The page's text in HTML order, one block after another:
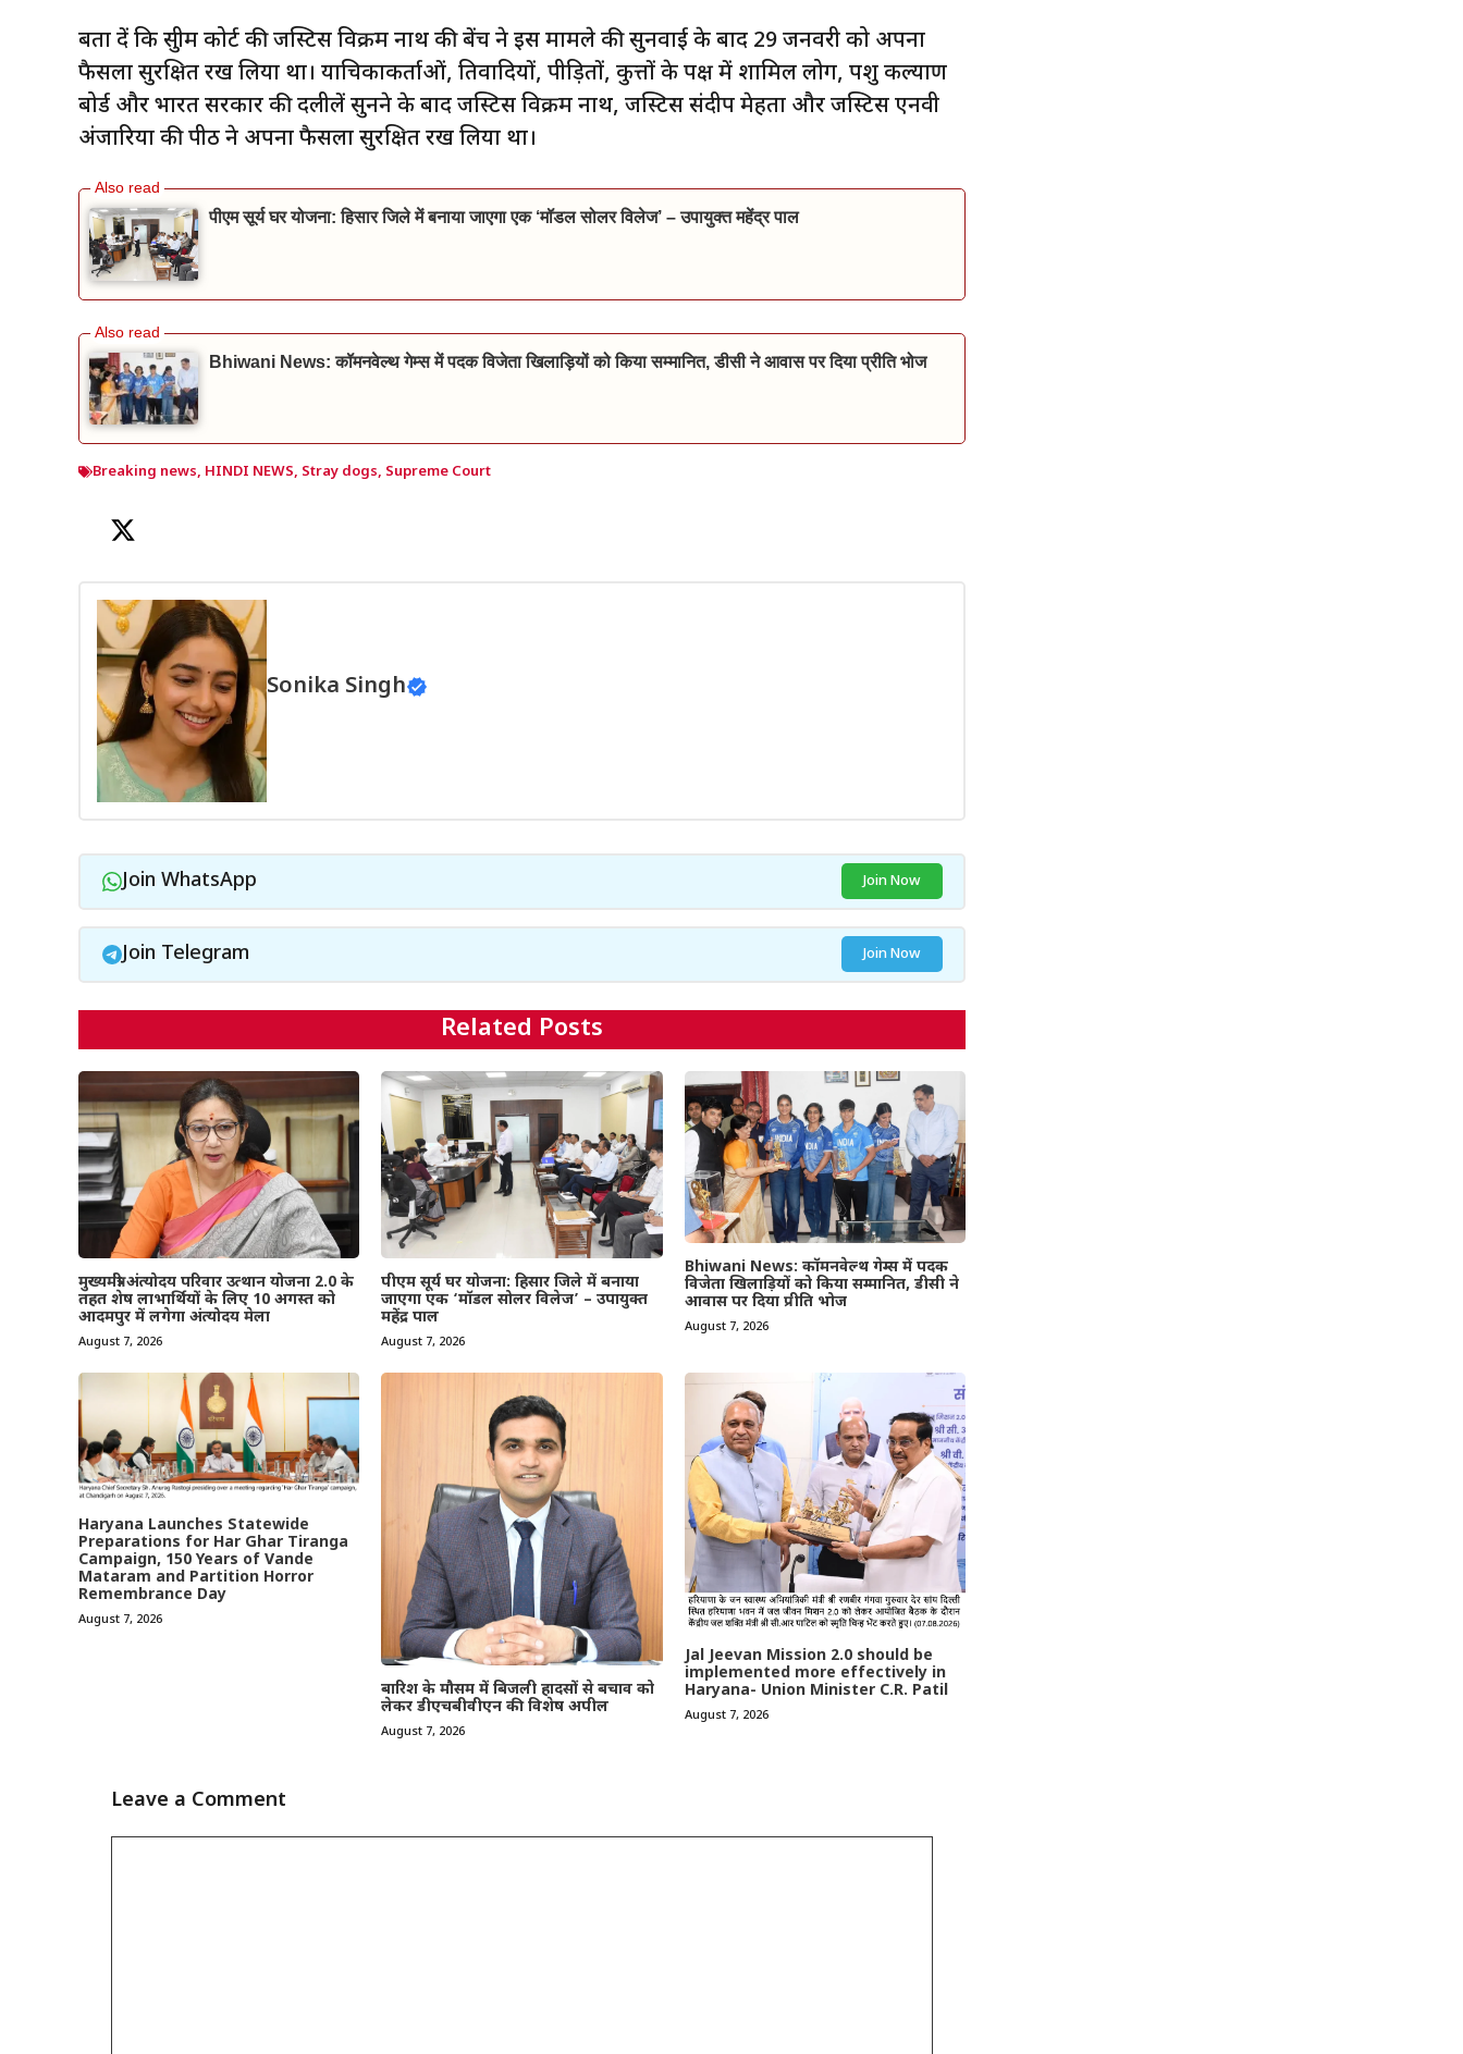
बता दें कि सुप्रीम कोर्ट की जस्टिस विक्रम नाथ की बेंच ने इस मामले की सुनवाई के बाद 29 जनवरी को अपना
फैसला सुरक्षित रख लिया था। याचिकाकर्ताओं, प्रतिवादियों, पीड़ितों, कुत्तों के पक्ष में शामिल लोग, पशु कल्याण
बोर्ड और भारत सरकार की दलीलें सुनने के बाद जस्टिस विक्रम नाथ, जस्टिस संदीप मेहता और जस्टिस एनवी
अंजारिया की पीठ ने अपना फैसला सुरक्षित रख लिया था।
पीएम सूर्य घर योजना: हिसार जिले में बनाया जाएगा एक ‘मॉडल सोलर विलेज’ – उपायुक्त महेंद्र पाल
Bhiwani News: कॉमनवेल्थ गेम्स में पदक विजेता खिलाड़ियों को किया सम्मानित, डीसी ने आवास पर दिया प्रीति भोज
Breaking news, HINDI NEWS, Stray dogs, Supreme Court
Sonika Singh
Join WhatsApp Join Now
Join Telegram Join Now
Related Posts
मुख्यमंत्री अंत्योदय परिवार उत्थान योजना 2.0 के
तहत शेष लाभार्थियों के लिए 10 अगस्त को
आदमपुर में लगेगा अंत्योदय मेला
August 7, 2026
पीएम सूर्य घर योजना: हिसार जिले में बनाया
जाएगा एक ‘मॉडल सोलर विलेज’ – उपायुक्त
महेंद्र पाल
August 7, 2026
Bhiwani News: कॉमनवेल्थ गेम्स में पदक
विजेता खिलाड़ियों को किया सम्मानित, डीसी ने
आवास पर दिया प्रीति भोज
August 7, 2026
Haryana Launches Statewide
Preparations for Har Ghar Tiranga
Campaign, 150 Years of Vande
Mataram and Partition Horror
Remembrance Day
August 7, 2026
बारिश के मौसम में बिजली हादसों से बचाव को
लेकर डीएचबीवीएन की विशेष अपील
August 7, 2026
Jal Jeevan Mission 2.0 should be
implemented more effectively in
Haryana- Union Minister C.R. Patil
August 7, 2026
Leave a Comment